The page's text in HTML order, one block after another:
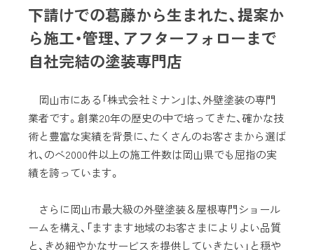
下請けでの葛藤から生まれた、提案か
ら施工・管理、アフターフォローまで
自社完結の塗装専門店
岡山市にある「株式会社ミナン」は、外壁塗装の専門
業者です。創業20年の歴史の中で培ってきた、確かな技
術と豊富な実績を背景に、たくさんのお客さまから選ば
れ、のべ2000件以上の施工件数は岡山県でも屈指の実
績を誇っています。
さらに岡山市最大級の外壁塗装＆屋根専門ショール
ームを構え、「ますます地域のお客さまによりよい品質
と、きめ細やかなサービスを提供していきたい」と穏や